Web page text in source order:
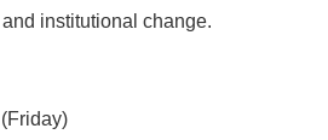
institutional change.